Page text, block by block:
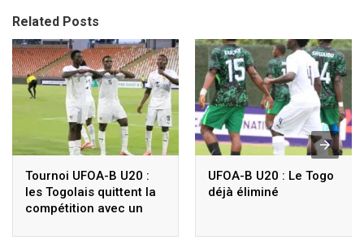
Related Posts
Tournoi UFOA-B U20 :
les Togolais quittent la
compétition avec un
UFOA-B U20 : Le Togo
déjà éliminé